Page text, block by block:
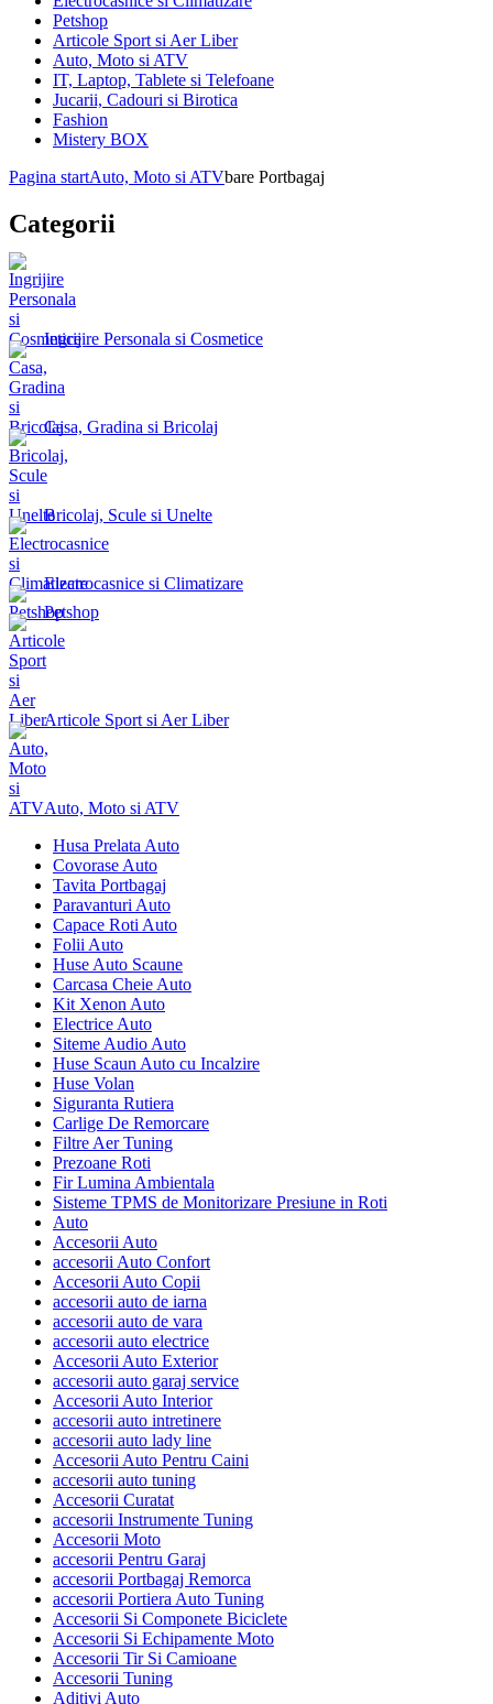
Petshop
Articole Sport si Aer Liber
Auto, Moto si ATV
IT, Laptop, Tablete si Telefoane
Jucarii, Cadouri si Birotica
Fashion
Mistery BOX
Pagina startAuto, Moto si ATVbare Portbagaj
Categorii
Ingrijire Personala si Cosmetice
Casa, Gradina si Bricolaj
Bricolaj, Scule si Unelte
Electrocasnice si Climatizare
Petshop
Articole Sport si Aer Liber
Auto, Moto si ATV
Husa Prelata Auto
Covorase Auto
Tavita Portbagaj
Paravanturi Auto
Capace Roti Auto
Folii Auto
Huse Auto Scaune
Carcasa Cheie Auto
Kit Xenon Auto
Electrice Auto
Siteme Audio Auto
Huse Scaun Auto cu Incalzire
Huse Volan
Siguranta Rutiera
Carlige De Remorcare
Filtre Aer Tuning
Prezoane Roti
Fir Lumina Ambientala
Sisteme TPMS de Monitorizare Presiune in Roti
Auto
Accesorii Auto
accesorii Auto Confort
Accesorii Auto Copii
accesorii auto de iarna
accesorii auto de vara
accesorii auto electrice
Accesorii Auto Exterior
accesorii auto garaj service
Accesorii Auto Interior
accesorii auto intretinere
accesorii auto lady line
Accesorii Auto Pentru Caini
accesorii auto tuning
Accesorii Curatat
accesorii Instrumente Tuning
Accesorii Moto
accesorii Pentru Garaj
accesorii Portbagaj Remorca
accesorii Portiera Auto Tuning
Accesorii Si Componete Biciclete
Accesorii Si Echipamente Moto
Accesorii Tir Si Camioane
Accesorii Tuning
Aditivi Auto